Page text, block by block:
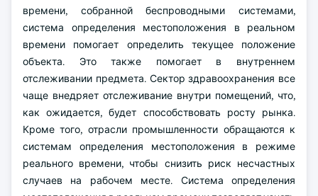
времени, собранной беспроводными системами,
система определения местоположения в реальном
времени помогает определить текущее положение
объекта. Это также помогает в внутреннем
отслеживании предмета. Сектор здравоохранения все
чаще внедряет отслеживание внутри помещений, что,
как ожидается, будет способствовать росту рынка.
Кроме того, отрасли промышленности обращаются к
системам определения местоположения в режиме
реального времени, чтобы снизить риск несчастных
случаев на рабочем месте. Система определения